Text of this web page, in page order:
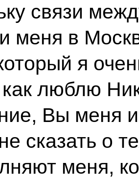
связи
меня в
я
как люблю
Вы меня
сказать о
меня,